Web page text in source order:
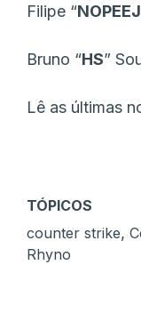
Filipe “NOPEEJ
Bruno “HS”
Lê as últimas
TÓPICOS
counter strike,
Rhyno